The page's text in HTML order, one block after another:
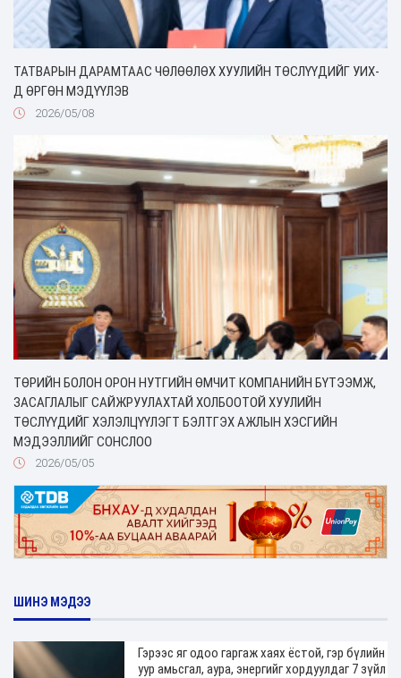
ТАТВАРЫН ДАРАМТААС ЧӨЛӨӨЛӨХ ХУУЛИЙН ТӨСЛҮҮДИЙГ УИХ-
Д ӨРГӨН МЭДҮҮЛЭВ
2026/05/08
ТӨРИЙН БОЛОН ОРОН НУТГИЙН ӨМЧИТ КОМПАНИЙН БҮТЭЭМЖ,
ЗАСАГЛАЛЫГ САЙЖРУУЛАХТАЙ ХОЛБООТОЙ ХУУЛИЙН
ТӨСЛҮҮДИЙГ ХЭЛЭЛЦҮҮЛЭГТ БЭЛТГЭХ АЖЛЫН ХЭСГИЙН
МЭДЭЭЛЛИЙГ СОНСЛОО
2026/05/05
ШИНЭ МЭДЭЭ
Гэрээс яг одоо гаргаж хаях ёстой, гэр бүлийн
уур амьсгал, аура, энергийг хордуулдаг 7 зүйл